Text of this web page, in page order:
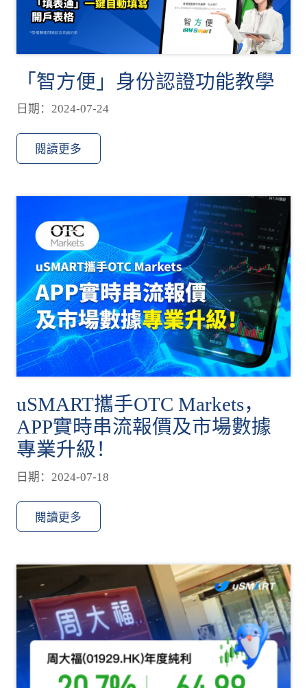
「智方便」身份認證功能教學
日期：2024-07-24
閱讀更多
uSMART攜手OTC Markets，
APP實時串流報價及市場數據
專業升級！
日期：2024-07-18
閱讀更多